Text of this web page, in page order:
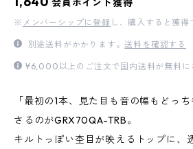
会員ポイント獲得
※ メンバーシップに登録 し、購入すると獲得
別途送料がかかります。送料を確認する
¥6,000以上のご注文で国内送料が無料に
「最初の1本、見た目も音の幅もどっ
さるのがGRX70QA-TRB。
キルトっぽい杢目が映えるトップに、